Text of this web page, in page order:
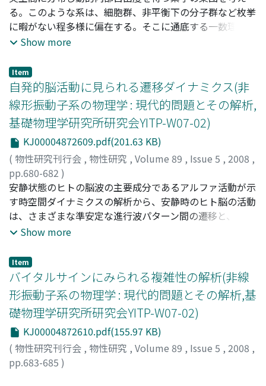
る。このような系は、細胞群、非平衡下の分子群など枚挙
に暇がない程多様に偏在する。そこに通底する一数理構造
を探求するべく、極力少ない板定のもと、解析計算可能な
走化性を示すリミットサイクル振動子の集合体に対し、振
動子の超臨界Hopf分岐点近傍仁おいて中心多様体縮約を
実行した。導出された数理モデルは、豊富な創発構造を呈
する。また、このモデルはダイナミカルネットワークや流
動的スピングラスと捉えることもでき、今後の発展が期待
される。本稿の後半では、導出された数理モデルから見え
てくる、結合振動子系の現代的問題を三つ紹介する。
Show more
Item
自発的脳活動に見られる遷移ダイナミクス(非
線形振動子系の物理学 : 現代的問題とその解析,
基礎物理学研究所研究会YITP-W07-02)
KJ00004872609.pdf(201.63 KB)
( 物性研究刊行会 , 物性研究 , Volume 89 , Issue 5 , 2008 ,
pp.680-682 )
伊藤, 淳司;Ito, Junji;イトウ, ジュンジ
安静状態のヒトの脳波の主要成分であるアルファ活動が示
す時空間ダイナミクスの解析から、安静時のヒト脳の活動
は、さまざまな準安定な進行波パターン間の遷移と、その
遷移確率分布の長時間スケールでの変動によって特徴づけ
様の線形相関構造をもつサロゲートデータにおいては見ら
れないことから、自発的脳活動に見られる複雑な状態遷移
は単なるランダムな過程ではなく、脳神経系の非線形ダイ
ナミクスを反映していると考えられる。
Show more
Item
バイタルサインにみられる複雑性の解析(非線
形振動子系の物理学 : 現代的問題とその解析,基
礎物理学研究所研究会YITP-W07-02)
KJ00004872610.pdf(155.97 KB)
( 物性研究刊行会 , 物性研究 , Volume 89 , Issue 5 , 2008 ,
pp.683-685 )